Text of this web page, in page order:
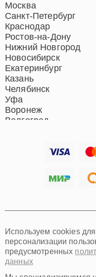
Москва
Санкт-Петербург
Краснодар
Ростов-на-Дону
Нижний Новгород
Новосибирск
Екатеринбург
Казань
Челябинск
Уфа
Воронеж
Волгоград
Хабаровск
Омск
Красноярск
Пермь
Ульяновск
Используем cookies
персонализации
предусмотренных
данных